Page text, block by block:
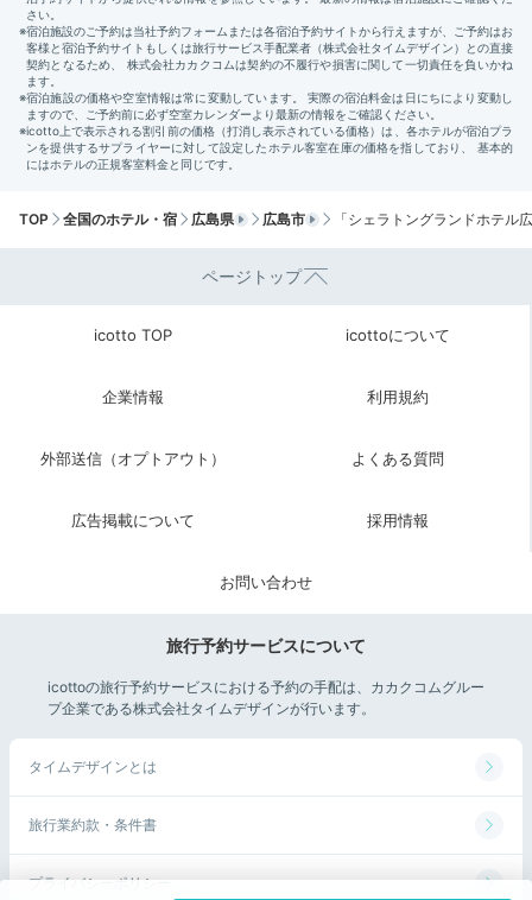
TOP 全国のホテル・宿 広島県 広島市 「シェラトングランドホテル
ページトップ
icotto TOP icottoについて
企業情報 利用規約
外部送信（オプトアウト） よくある質問
広告掲載について 採用情報
お問い合わせ
旅行予約サービスについて
icottoの旅行予約サービスにおける予約の手配は、カカクコムグルー
プ企業である株式会社タイムデザインが行います。
タイムデザインとは
旅行業約款・条件書
プライバシーポリシー